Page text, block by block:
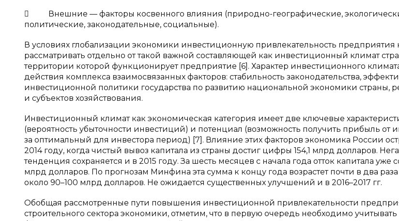
 Внешние — факторы косвенного влияния (природно-географические,
политические, законодательные, социальные).
В условиях глобализации экономики инвестиционную привлекательность предприятия
рассматривать отдельно от такой важной составляющей как инвестиционный климат
территории которой функционирует предприятие [6]. Характер инвестиционного
действия комплекса взаимосвязанных факторов: стабильность законодательства,
инвестиционной политики государства по развитию национальной экономики страны,
и субъектов хозяйствования.
Инвестиционный климат как экономическая категория имеет две ключевые
(вероятность убыточности инвестиций) и потенциал (возможность получить прибыль от
за оптимальный для инвестора период) [7]. Влияние этих факторов экономика России
2014 году, когда чистый вывоз капитала из страны достиг цифры 154,1 млрд долларов.
тенденция сохраняется и в 2015 году. За шесть месяцев с начала года отток капитала уже
млрд долларов. По прогнозам Минфина эта сумма к концу года возрастет почти в два раза
около 90–100 млрд долларов. Не ожидается существенных улучшений и в 2016–2017 гг.
Обобщая рассмотренные пути повышения инвестиционной привлекательности
строительного сектора экономики, отметим, что в первую очередь необходимо